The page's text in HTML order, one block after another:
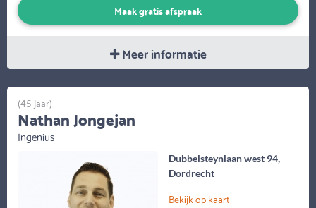
Maak gratis afspraak
Meer informatie
Dubbelsteynlaan west 94,
Dordrecht
Bekijk op kaart
(45 jaar)
Nathan Jongejan
Ingenius